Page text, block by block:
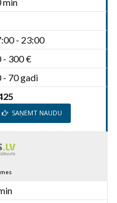
- 23:00
- 300 €
- 70 gadi
SAŅEMT NAUDU